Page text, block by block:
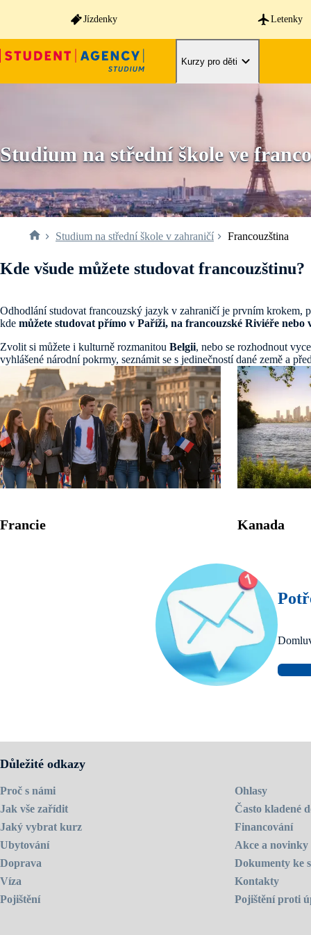
Jízdenky Letenky
Kurzy pro děti
Studium na střední škole ve
Studium na střední škole v zahraničí Francouzština
Kde všude můžete studovat francouzštinu?
Odhodlání studovat francouzský jazyk v zahraničí je prvním krokem,
kde můžete studovat přímo v Paříži, na francouzské Riviéře nebo
Zvolit si můžete i kulturně rozmanitou Belgii, nebo se rozhodnout
vyhlášené národní pokrmy, seznámit se s jedinečností dané země a
Francie Kanada
Důležité odkazy
Proč s námi
Jak vše zařídit
Jaký vybrat kurz
Ubytování
Doprava
Víza
Pojištění
Ohlasy
Často kladené
Financování
Akce a novinky
Dokumenty ke
Kontakty
Pojištění proti